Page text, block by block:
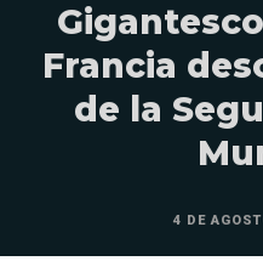
Francia
de la
4 DE